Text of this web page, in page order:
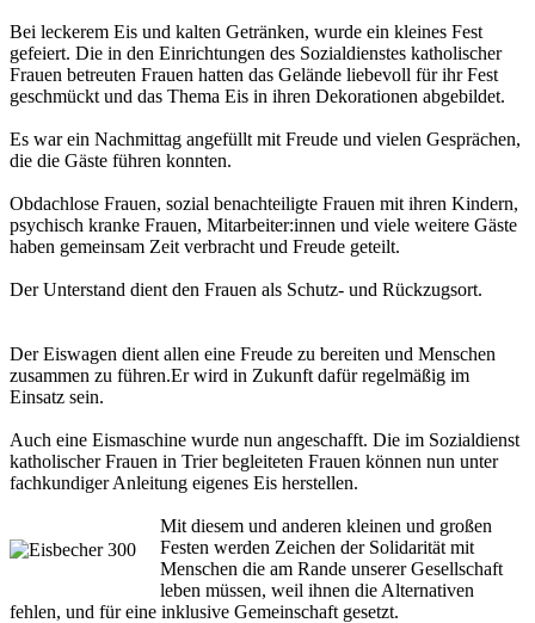
Bei leckerem Eis und kalten Getränken, wurde ein kleines Fest
gefeiert. Die in den Einrichtungen des Sozialdienstes katholischer
Frauen betreuten Frauen hatten das Gelände liebevoll für ihr Fest
geschmückt und das Thema Eis in ihren Dekorationen abgebildet.
Es war ein Nachmittag angefüllt mit Freude und vielen Gesprächen,
die die Gäste führen konnten.
Obdachlose Frauen, sozial benachteiligte Frauen mit ihren Kindern,
psychisch kranke Frauen, Mitarbeiter:innen und viele weitere Gäste
haben gemeinsam Zeit verbracht und Freude geteilt.
Der Unterstand dient den Frauen als Schutz- und Rückzugsort.
Der Eiswagen dient allen eine Freude zu bereiten und Menschen
zusammen zu führen.Er wird in Zukunft dafür regelmäßig im
Einsatz sein.
Auch eine Eismaschine wurde nun angeschafft. Die im Sozialdienst
katholischer Frauen in Trier begleiteten Frauen können nun unter
fachkundiger Anleitung eigenes Eis herstellen.
Mit diesem und anderen kleinen und großen
Festen werden Zeichen der Solidarität mit
Menschen die am Rande unserer Gesellschaft
leben müssen, weil ihnen die Alternativen
fehlen, und für eine inklusive Gemeinschaft gesetzt.